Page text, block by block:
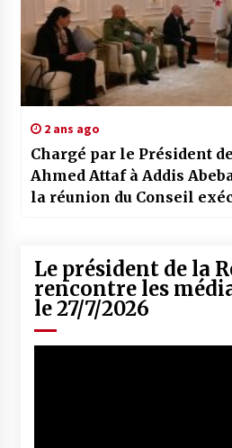
2 ans ago
Chargé par le Président
Ahmed Attaf à Addis
la réunion du Conseil
Le président de la
rencontre les
le 27/7/2026